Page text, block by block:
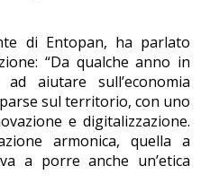
di Entopan, ha parlato
“Da qualche anno in
aiutare sull’economia
sul territorio, con uno
e digitalizzazione.
armonica, quella a
a porre anche un’etica